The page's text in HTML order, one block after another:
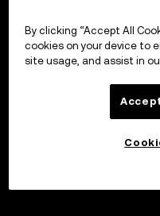
By clicking “Accept All
cookies on your device to
site usage, and assist in